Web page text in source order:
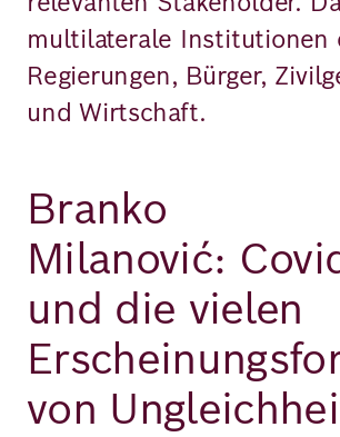
multilaterale Institutionen
Regierungen, Bürger,
und Wirtschaft.
Branko
Milanović:
und die vielen
von